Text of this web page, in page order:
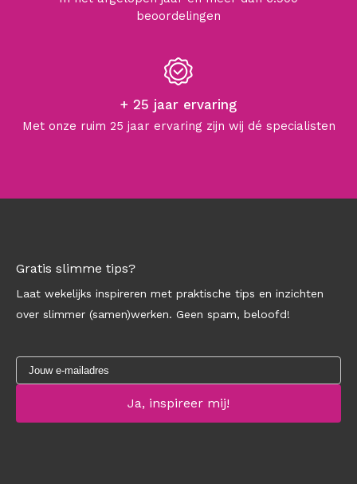
beoordelingen
+ 25 jaar ervaring
Met onze ruim 25 jaar ervaring zijn wij dé specialisten
Gratis slimme tips?
Laat wekelijks inspireren met praktische tips en inzichten
over slimmer (samen)werken. Geen spam, beloofd!